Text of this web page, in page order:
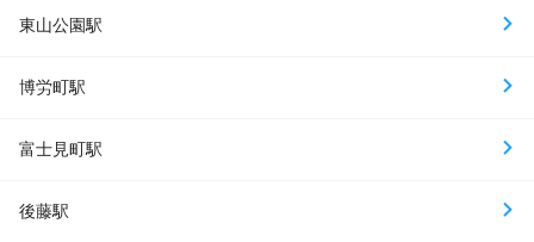
東山公園駅
博労町駅
富士見町駅
後藤駅